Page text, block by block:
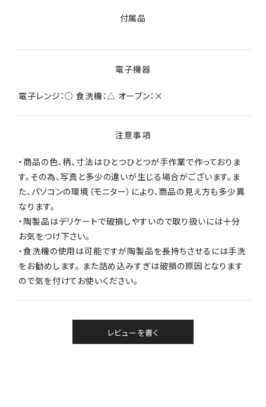
付属品
電子機器
電子レンジ：○ 食洗機：△ オーブン：×
注意事項
・商品の色、柄、寸法はひとつひとつが手作業で作っておりま
す。その為、写真と多少の違いが生じる場合がございます。ま
た、パソコンの環境（モニター）により、商品の見え方も多少異
なります。
・陶製品はデリケートで破損しやすいので取り扱いには十分
お気をつけ下さい。
・食洗機の使用は可能ですが陶製品を長持ちさせるには手洗
をお勧めします。 また詰め込みすぎは破損の原因となります
ので気を付けてお使いください。
レビューを書く